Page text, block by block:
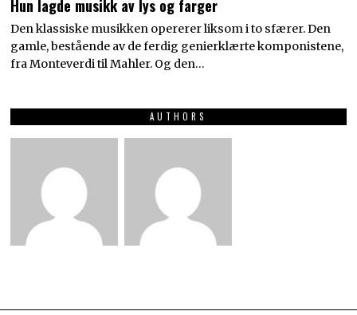
Hun lagde musikk av lys og farger
Den klassiske musikken opererer liksom i to sfærer. Den
gamle, bestående av de ferdig genierklærte komponistene,
fra Monteverdi til Mahler. Og den…
AUTHORS